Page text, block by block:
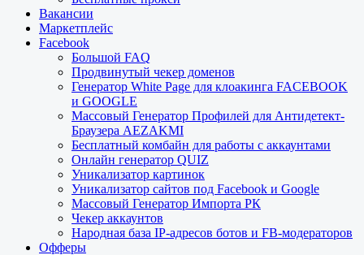
Вакансии
Маркетплейс
Facebook
Большой FAQ
Продвинутый чекер доменов
Генератор White Page для клоакинга FACEBOOK
и GOOGLE
Массовый Генератор Профилей для Антидетект-
Браузера AEZAKMI
Бесплатный комбайн для работы с аккаунтами
Онлайн генератор QUIZ
Уникализатор картинок
Уникализатор сайтов под Facebook и Google
Массовый Генератор Импорта РК
Чекер аккаунтов
Народная база IP-адресов ботов и FB-модераторов
Офферы